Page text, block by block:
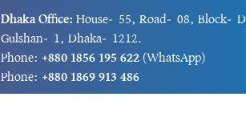
Dhaka Office: House-55, Road-08, Block-
Gulshan-1, Dhaka-1212.
Phone: +880 1856 195 622 (WhatsApp)
Phone: +880 1869 913 486